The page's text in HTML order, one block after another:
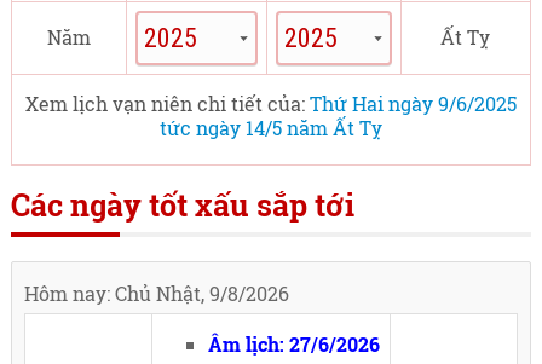
Năm Ất Tỵ
Xem lịch vạn niên chi tiết của:Thứ Hai ngày 9/6/2025
tức ngày 14/5 năm Ất Tỵ
Các ngày tốt xấu sắp tới
Hôm nay: Chủ Nhật, 9/8/2026
Âm lịch: 27/6/2026